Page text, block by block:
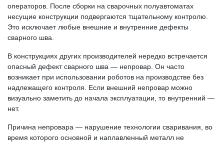
операторов. После сборки на сварочных полуавтоматах
несущие конструкции подвергаются тщательному контролю.
Это исключает любые внешние и внутренние дефекты
сварного шва.
В конструкциях других производителей нередко встречается
опасный дефект сварного шва — непровар. Он часто
возникает при использовании роботов на производстве без
надлежащего контроля. Если внешний непровар можно
визуально заметить до начала эксплуатации, то внутренний —
нет.
Причина непровара — нарушение технологии сваривания, во
время которого основной и наплавленный металл не